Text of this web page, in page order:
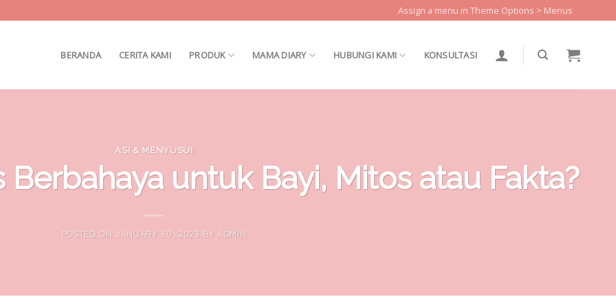
Assign a menu in Theme Options > Menus
BERANDA CERITA KAMI PRODUK MAMA DIARY HUBUNGI KAMI KONSULTASI
ASI & MENYUSUI
Berbahaya untuk Bayi, Mitos atau Fakta?
POSTED ON JANUARY 30, 2023 BY ADMIN